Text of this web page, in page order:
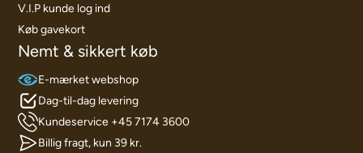
V.I.P kunde log ind
Køb gavekort
Nemt & sikkert køb
E-mærket webshop
Dag-til-dag levering
Kundeservice +45 7174 3600
Billig fragt, kun 39 kr.